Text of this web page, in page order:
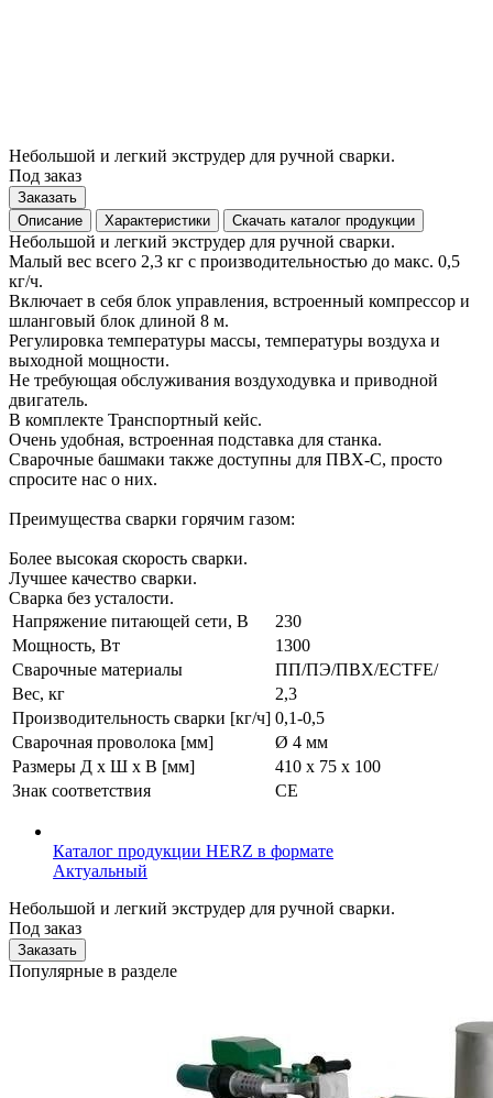
Небольшой и легкий экструдер для ручной сварки.
Под заказ
Заказать
Описание
Характеристики Скачать каталог продукции
Небольшой и легкий экструдер для ручной сварки.
Малый вес всего 2,3 кг с производительностью до макс. 0,5
кг/ч.
Включает в себя блок управления, встроенный компрессор и
шланговый блок длиной 8 м.
Регулировка температуры массы, температуры воздуха и
выходной мощности.
Не требующая обслуживания воздуходувка и приводной
двигатель.
В комплекте Транспортный кейс.
Очень удобная, встроенная подставка для станка.
Сварочные башмаки также доступны для ПВХ-С, просто
спросите нас о них.
Преимущества сварки горячим газом:
Более высокая скорость сварки.
Лучшее качество сварки.
Сварка без усталости.
Напряжение питающей сети, В
230
Мощность, Вт
1300
Сварочные материалы
ПП/ПЭ/ПВХ/ECTFE/
Вес, кг
2,3
Производительность сварки [кг/ч] 0,1-0,5
Сварочная проволока [мм]
Ø 4 мм
Размеры Д x Ш x В [мм]
410 х 75 х 100
Знак соответствия
СЕ
Каталог продукции HERZ в формате
Актуальный
Небольшой и легкий экструдер для ручной сварки.
Под заказ
Заказать
Популярные в разделе